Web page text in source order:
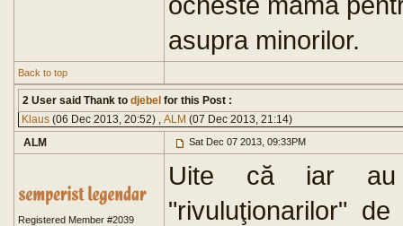
asupra minorilor.
Back to top
2 User said Thank to djebel for this Post :
Klaus (06 Dec 2013, 20:52) , ALM (07 Dec 2013, 21:14)
ALM
Sat Dec 07 2013, 09:33PM
Registered Member #2039
Uite că iar au
"rivuluţionarilor"